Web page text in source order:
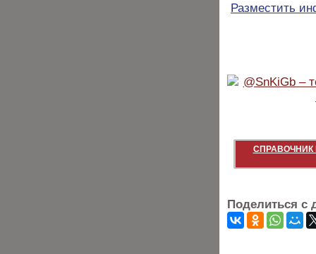
Разместить
СПРАВОЧНИК
Поделиться с